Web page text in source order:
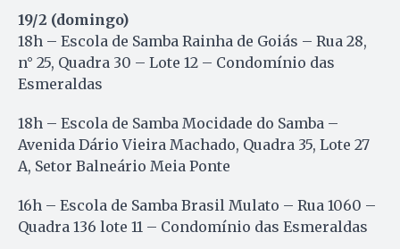
19/2 (domingo)
18h – Escola de Samba Rainha de Goiás – Rua 28,
n° 25, Quadra 30 – Lote 12 – Condomínio das
Esmeraldas
18h – Escola de Samba Mocidade do Samba –
Avenida Dário Vieira Machado, Quadra 35, Lote 27
A, Setor Balneário Meia Ponte
16h – Escola de Samba Brasil Mulato – Rua 1060 –
Quadra 136 lote 11 – Condomínio das Esmeraldas